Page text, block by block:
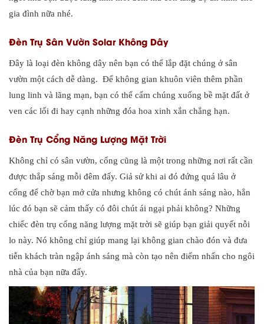
gia đình nữa nhé.
Đèn Trụ Sân Vườn Solar Không Dây
Đây là loại đèn không dây nên bạn có thể lắp đặt chúng ở sân
vườn một cách dễ dàng. Để không gian khuôn viên thêm phần
lung linh và lãng mạn, bạn có thể cấm chúng xuống bề mặt đất ở
ven các lối đi hay cạnh những đóa hoa xinh xắn chẳng hạn.
Đèn Trụ Cổng Năng Lượng Mặt Trời
Không chỉ có sân vườn, cổng cũng là một trong những nơi rất cần
được thắp sáng mỗi đêm đấy. Giả sử khi ai đó đứng quá lâu ở
cổng để chờ bạn mở cửa nhưng không có chút ánh sáng nào, hẳn
lúc đó bạn sẽ cảm thấy có đôi chút ái ngại phải không? Những
chiếc đèn trụ cổng năng lượng mặt trời sẽ giúp bạn giải quyết nỗi
lo này. Nó không chỉ giúp mang lại không gian chào đón và đưa
tiễn khách tràn ngập ánh sáng mà còn tạo nên điểm nhấn cho ngôi
nhà của bạn nữa đấy.